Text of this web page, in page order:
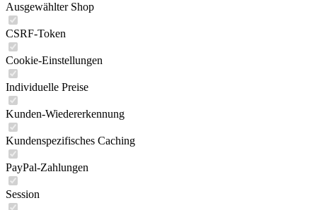
Ausgewählter Shop
CSRF-Token
Cookie-Einstellungen
Individuelle Preise
Kunden-Wiedererkennung
Kundenspezifisches Caching
PayPal-Zahlungen
Session